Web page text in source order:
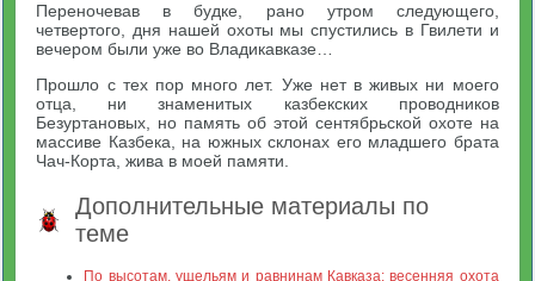
Переночевав в будке, рано утром следующего,
четвертого, дня нашей охоты мы спустились в Гвилети и
вечером были уже во Владикавказе…
Прошло с тех пор много лет. Уже нет в живых ни моего
отца, ни знаменитых казбекских проводников
Безуртановых, но память об этой сентябрьской охоте на
массиве Казбека, на южных склонах его младшего брата
Чач-Корта, жива в моей памяти.
Дополнительные материалы по
теме
По высотам, ущельям и равнинам Кавказа: весенняя охота